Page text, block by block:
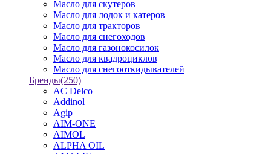
Масло для скутеров
Масло для лодок и катеров
Масло для тракторов
Масло для снегоходов
Масло для газонокосилок
Масло для квадроциклов
Масло для снегооткидывателей
Бренды(250)
AC Delco
Addinol
Agip
AIM-ONE
AIMOL
ALPHA OIL